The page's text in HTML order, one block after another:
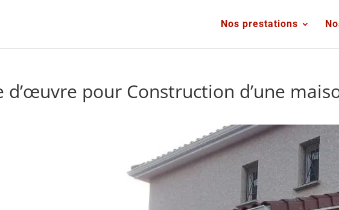
Nos prestations
d’œuvre pour Construction d’une